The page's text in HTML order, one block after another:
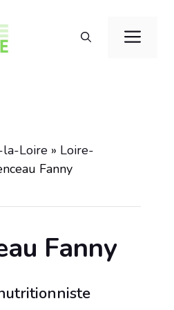
la-Loire » Loire-
Fanny
Fanny